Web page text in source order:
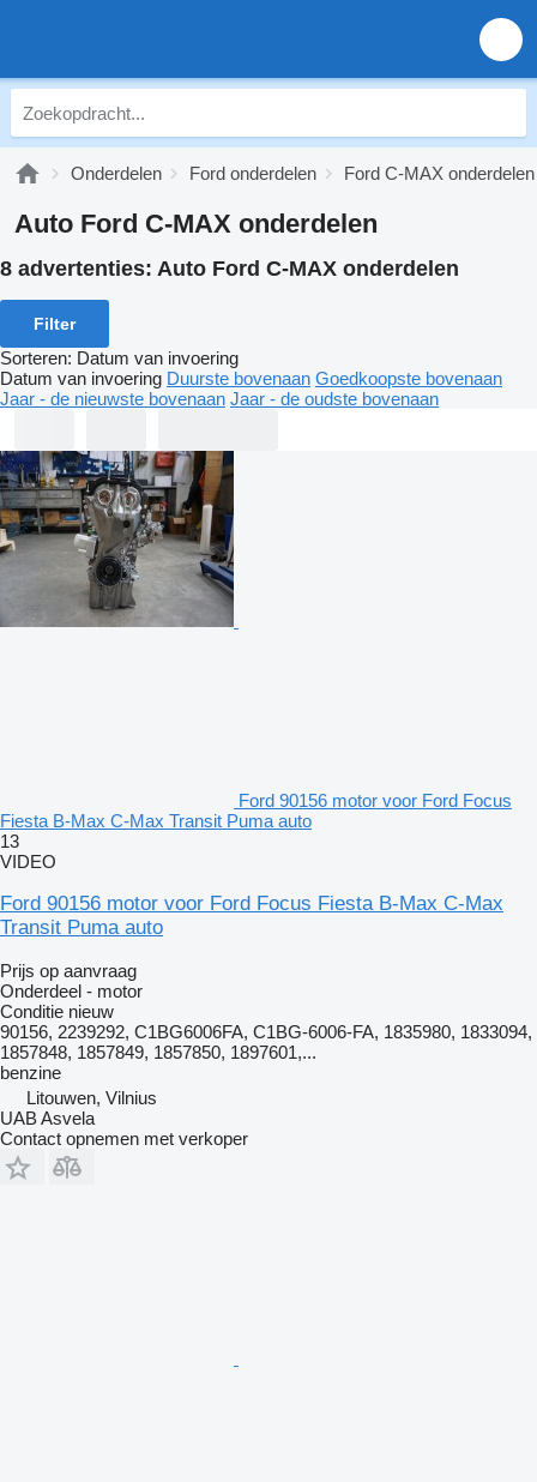
Onderdelen Ford onderdelen Ford C-MAX onderdelen
Auto Ford C-MAX onderdelen
8 advertenties: Auto Ford C-MAX onderdelen
Filter
Sorteren: Datum van invoering
Datum van invoering Duurste bovenaan Goedkoopste bovenaan
Jaar - de nieuwste bovenaan Jaar - de oudste bovenaan
Ford 90156 motor voor Ford Focus
Fiesta B-Max C-Max Transit Puma auto
13
VIDEO
Ford 90156 motor voor Ford Focus Fiesta B-Max C-Max
Transit Puma auto
Prijs op aanvraag
Onderdeel - motor
Conditie nieuw
90156, 2239292, C1BG6006FA, C1BG-6006-FA, 1835980, 1833094,
1857848, 1857849, 1857850, 1897601,...
benzine
Litouwen, Vilnius
UAB Asvela
Contact opnemen met verkoper